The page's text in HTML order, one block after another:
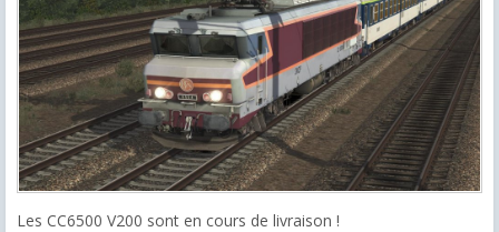
Les CC6500 V200 sont en cours de livraison !